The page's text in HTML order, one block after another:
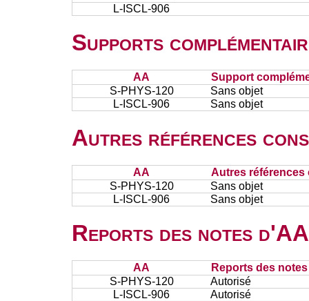
L-ISCL-906
Supports
AA
Support
S-PHYS-120
Sans objet
L-ISCL-906
Sans objet
Autres références
AA
Autres références
S-PHYS-120
Sans objet
L-ISCL-906
Sans objet
Reports des notes
AA
Reports des
S-PHYS-120
Autorisé
L-ISCL-906
Autorisé